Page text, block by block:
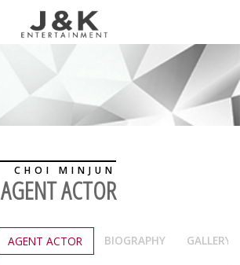
CHOI MINJUN
AGENT ACTOR
AGENT ACTOR BIOGRAPHY GALLERY